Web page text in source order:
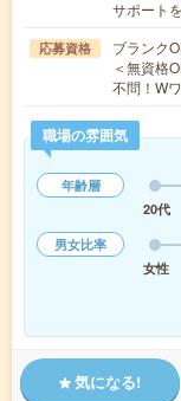
サポート
応募資格
ブランク
＜無資格
不問！W
職場の雰囲気
年齢層
20代
男女比率
女性
気になる!